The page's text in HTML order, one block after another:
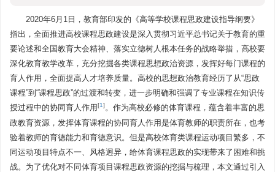
2020年6月1日，教育部印发的《高等学校课程思政建设指导纲要》
指出，全面推进高校课程思政建设是深入贯彻习近平总书记关于教育的重
要论述和全国教育大会精神、落实立德树人根本任务的战略举措，高校要
深化教育教学改革，充分挖掘各类课程思想政治资源，发挥好每门课程的
育人作用，全面提高人才培养质量。高校的思想政治教育经历了从“思政
课程”到“课程思政”的过渡和转变，进一步明确和强调了专业课程在知识传
授过程中的协同育人作用[1]。作为高校必修的体育课程，蕴含着丰富的思
政教育资源，发挥体育课程的协同育人作用是体育教师的职责所在，也考
验着教师的育德能力和育德意识。但是高校体育类课程运动项目繁多，不
同运动项目特点不一、风格迥异，给体育课程思政的实现带来了困难和挑
战。为了优化对不同体育项目课程思政资源的挖掘与梳理，本文通过引入